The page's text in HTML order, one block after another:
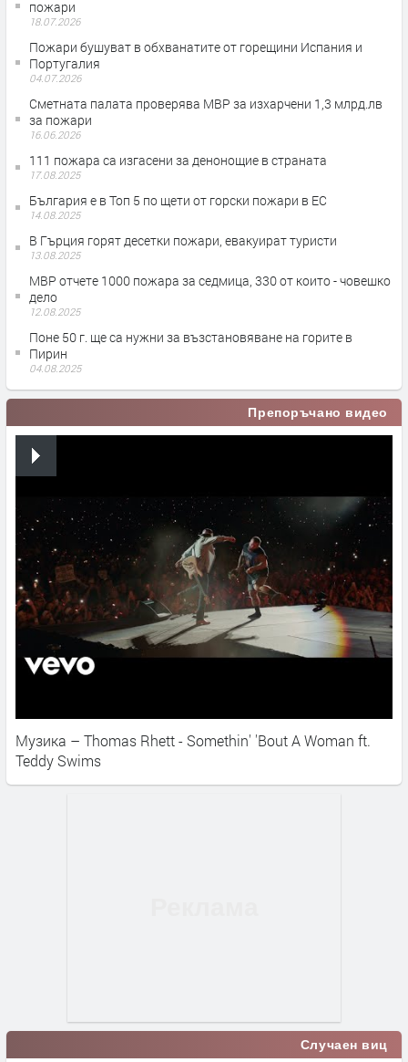
пожари
18.07.2026
Пожари бушуват в обхванатите от горещини Испания и
Португалия
04.07.2026
Сметната палата проверява МВР за изхарчени 1,3 млрд.лв
за пожари
16.06.2026
111 пожара са изгасени за денонощие в страната
17.08.2025
България е в Топ 5 по щети от горски пожари в ЕС
14.08.2025
В Гърция горят десетки пожари, евакуират туристи
13.08.2025
МВР отчете 1000 пожара за седмица, 330 от които - човешко
дело
12.08.2025
Поне 50 г. ще са нужни за възстановяване на горите в
Пирин
04.08.2025
Препоръчано видео
Музика – Thomas Rhett - Somethin' 'Bout A Woman ft.
Teddy Swims
Случаен виц